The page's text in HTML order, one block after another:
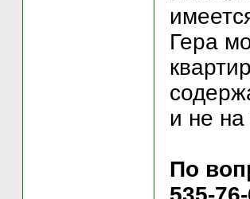
Гера
и не на
По